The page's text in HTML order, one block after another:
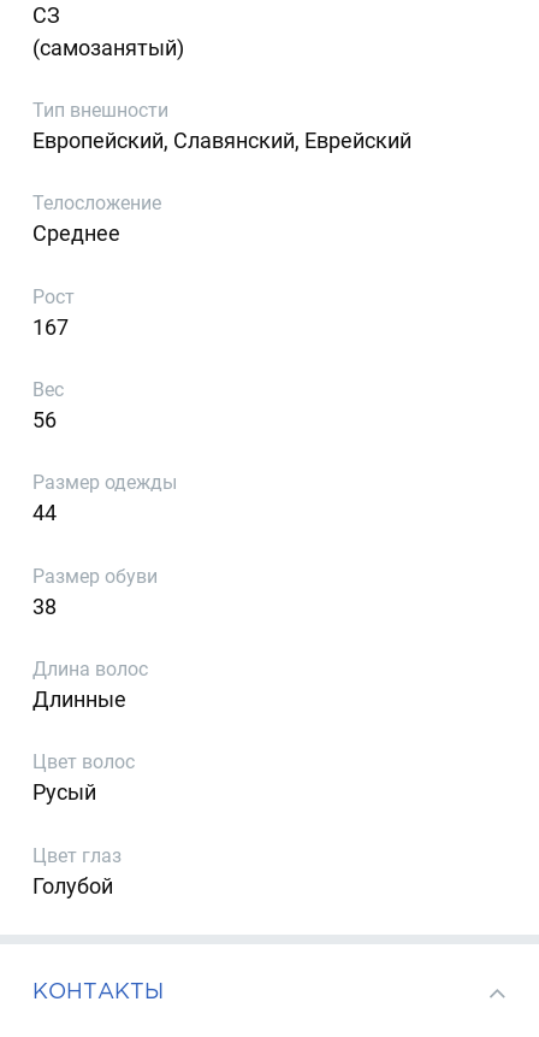
СЗ
(самозанятый)
Тип внешности
Европейский, Славянский, Еврейский
Телосложение
Среднее
Рост
167
Вес
56
Размер одежды
44
Размер обуви
38
Длина волос
Длинные
Цвет волос
Русый
Цвет глаз
Голубой
КОНТАКТЫ